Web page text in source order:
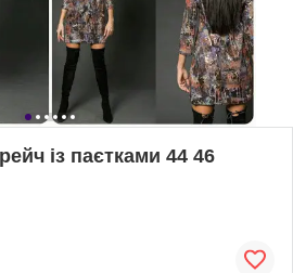
із паєтками 44 46